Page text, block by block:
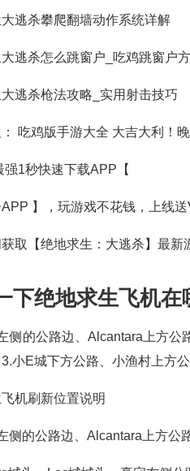
逃杀攀爬翻墙动作系统详解
逃杀怎么跳窗户_吃鸡跳窗户
逃杀枪法攻略_实用射击技巧
吃鸡版手游大全 大吉大利！
强1秒快速下载APP【
】，玩游戏不花钱，上线
取【绝地求生：大逃杀】最新
下绝地求生飞机在
侧的公路边、Alcantara上方
小E城下方公路、小渔村上方
机刷新位置说明
侧的公路边、Alcantara上方公